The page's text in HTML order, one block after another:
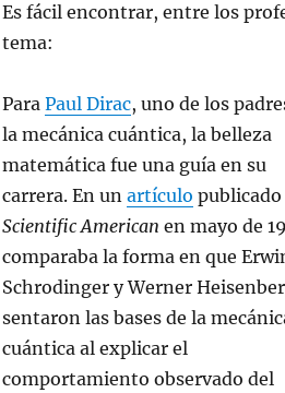
Es fácil encontrar, entre los
tema:
Para Paul Dirac, uno de los
la mecánica cuántica, la belleza
matemática fue una guía en su
carrera. En un artículo publicado
Scientific American en mayo de
comparaba la forma en que
Schrodinger y Werner
sentaron las bases de la
cuántica al explicar el
comportamiento observado del